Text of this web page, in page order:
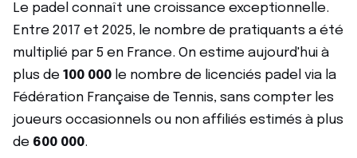
Le padel connaît une croissance exceptionnelle.
Entre 2017 et 2025, le nombre de pratiquants a été
multiplié par 5 en France. On estime aujourd'hui à
plus de 100 000 le nombre de licenciés padel via la
Fédération Française de Tennis, sans compter les
joueurs occasionnels ou non affiliés estimés à plus
de 600 000.